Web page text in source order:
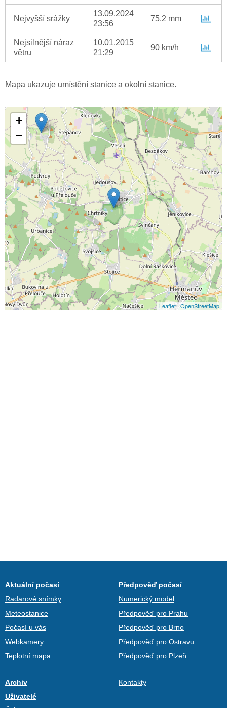
Nejvyšší srážky
13.09.2024
23:56
75.2 mm
Nejsilnější náraz
větru
10.01.2015
21:29
90 km/h
Mapa ukazuje umístění stanice a okolní stanice.
+
−
Leaflet| OpenStreetMap
Aktuální počasí
Radarové snímky
Meteostanice
Počasí u vás
Webkamery
Teplotní mapa
Předpověď počasí
Numerický model
Předpověď pro Prahu
Předpověď pro Brno
Předpověď pro Ostravu
Předpověď pro Plzeň
Archiv
Uživatelé
Kontakty